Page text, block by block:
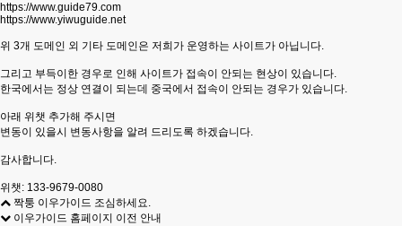
https://www.guide79.com
https://www.yiwuguide.net
위 3개 도메인 외 기타 도메인은 저희가 운영하는 사이트가 아닙니다.
그리고 부득이한 경우로 인해 사이트가 접속이 안되는 현상이 있습니다.
한국에서는 정상 연결이 되는데 중국에서 접속이 안되는 경우가 있습니다.
아래 위챗 추가해 주시면
변동이 있을시 변동사항을 알려 드리도록 하겠습니다.
감사합니다.
위챗: 133-9679-0080
짝퉁 이우가이드 조심하세요.
이우가이드 홈페이지 이전 안내